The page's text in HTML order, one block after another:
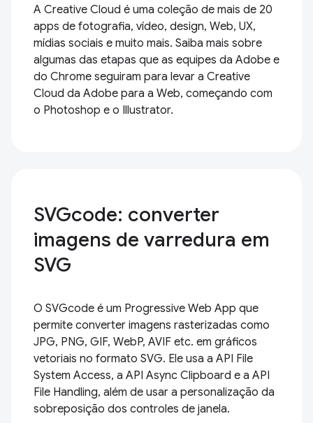
A Creative Cloud é uma coleção de mais de 20
apps de fotografia, vídeo, design, Web, UX,
mídias sociais e muito mais. Saiba mais sobre
algumas das etapas que as equipes da Adobe e
do Chrome seguiram para levar a Creative
Cloud da Adobe para a Web, começando com
o Photoshop e o Illustrator.
SVGcode: converter
imagens de varredura em
SVG
O SVGcode é um Progressive Web App que
permite converter imagens rasterizadas como
JPG, PNG, GIF, WebP, AVIF etc. em gráficos
vetoriais no formato SVG. Ele usa a API File
System Access, a API Async Clipboard e a API
File Handling, além de usar a personalização da
sobreposição dos controles de janela.